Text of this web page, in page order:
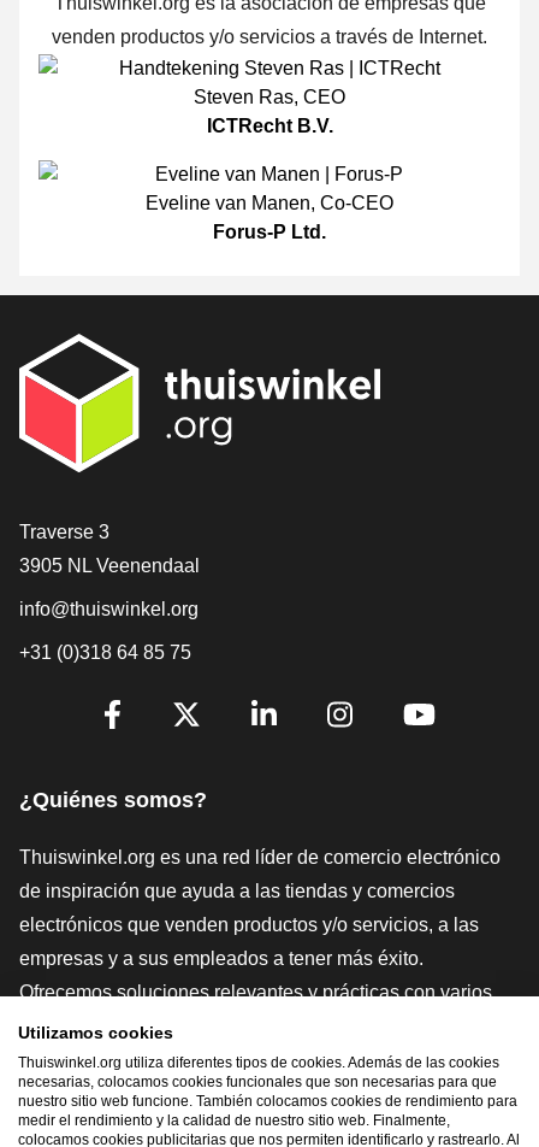
venden productos y/o servicios a través de Internet.
Steven Ras, CEO
ICTRecht B.V.
Eveline van Manen, Co-CEO
Forus-P Ltd.
[_General:Contact]
Traverse 3
3905 NL Veenendaal
info@thuiswinkel.org
+31 (0)318 64 85 75
[_General:SocialMediaTitle]
¿Quiénes somos?
Thuiswinkel.org es una red líder de comercio electrónico
de inspiración que ayuda a las tiendas y comercios
electrónicos que venden productos y/o servicios, a las
empresas y a sus empleados a tener más éxito.
Ofrecemos soluciones relevantes y prácticas con varios
sellos de confianza, Thuiswinkel Reviews, herramientas y
asesoramiento jurídico, defensa, estudios de mercado, y
tenemos nuestra propia plataforma educativa, la
Thuiswinkel e-Academy.
Utilizamos cookies
Thuiswinkel.org utiliza diferentes tipos de cookies. Además de las cookies
necesarias, colocamos cookies funcionales que son necesarias para que
nuestro sitio web funcione. También colocamos cookies de rendimiento para
medir el rendimiento y la calidad de nuestro sitio web. Finalmente,
colocamos cookies publicitarias que nos permiten identificarlo y rastrearlo. Al